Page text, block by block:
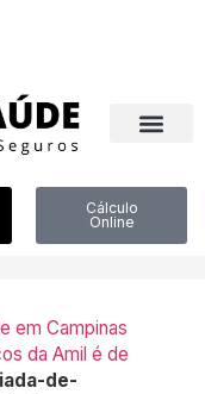
Cálculo
Online
em Campinas
da Amil é de
de-